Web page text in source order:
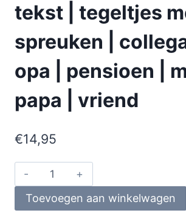
tekst | tegeltjes
spreuken | collega
opa | pensioen |
papa | vriend
€14,95
Toevoegen aan winkelwagen